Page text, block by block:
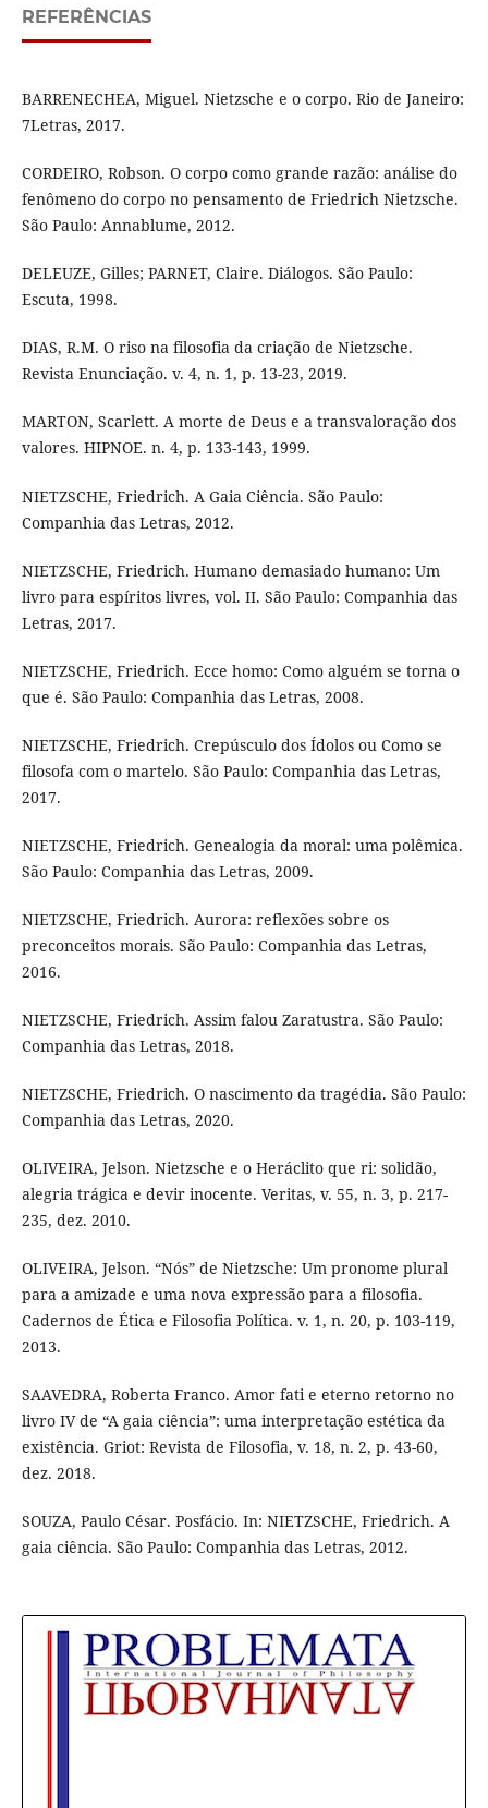
REFERÊNCIAS
BARRENECHEA, Miguel. Nietzsche e o corpo. Rio de Janeiro:
7Letras, 2017.
CORDEIRO, Robson. O corpo como grande razão: análise do
fenômeno do corpo no pensamento de Friedrich Nietzsche.
São Paulo: Annablume, 2012.
DELEUZE, Gilles; PARNET, Claire. Diálogos. São Paulo:
Escuta, 1998.
DIAS, R.M. O riso na filosofia da criação de Nietzsche.
Revista Enunciação. v. 4, n. 1, p. 13-23, 2019.
MARTON, Scarlett. A morte de Deus e a transvaloração dos
valores. HIPNOE. n. 4, p. 133-143, 1999.
NIETZSCHE, Friedrich. A Gaia Ciência. São Paulo:
Companhia das Letras, 2012.
NIETZSCHE, Friedrich. Humano demasiado humano: Um
livro para espíritos livres, vol. II. São Paulo: Companhia das
Letras, 2017.
NIETZSCHE, Friedrich. Ecce homo: Como alguém se torna o
que é. São Paulo: Companhia das Letras, 2008.
NIETZSCHE, Friedrich. Crepúsculo dos Ídolos ou Como se
filosofa com o martelo. São Paulo: Companhia das Letras,
2017.
NIETZSCHE, Friedrich. Genealogia da moral: uma polêmica.
São Paulo: Companhia das Letras, 2009.
NIETZSCHE, Friedrich. Aurora: reflexões sobre os
preconceitos morais. São Paulo: Companhia das Letras,
2016.
NIETZSCHE, Friedrich. Assim falou Zaratustra. São Paulo:
Companhia das Letras, 2018.
NIETZSCHE, Friedrich. O nascimento da tragédia. São Paulo:
Companhia das Letras, 2020.
OLIVEIRA, Jelson. Nietzsche e o Heráclito que ri: solidão,
alegria trágica e devir inocente. Veritas, v. 55, n. 3, p. 217-
235, dez. 2010.
OLIVEIRA, Jelson. “Nós” de Nietzsche: Um pronome plural
para a amizade e uma nova expressão para a filosofia.
Cadernos de Ética e Filosofia Política. v. 1, n. 20, p. 103-119,
2013.
SAAVEDRA, Roberta Franco. Amor fati e eterno retorno no
livro IV de “A gaia ciência”: uma interpretação estética da
existência. Griot: Revista de Filosofia, v. 18, n. 2, p. 43-60,
dez. 2018.
SOUZA, Paulo César. Posfácio. In: NIETZSCHE, Friedrich. A
gaia ciência. São Paulo: Companhia das Letras, 2012.